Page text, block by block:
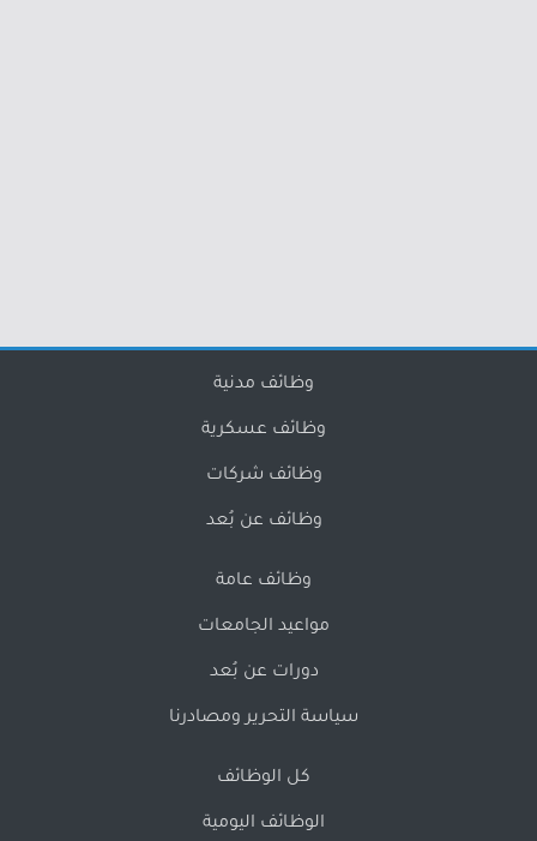
وظائف مدنية
وظائف عسكرية
وظائف شركات
وظائف عن بُعد
وظائف عامة
مواعيد الجامعات
دورات عن بُعد
سياسة التحرير ومصادرنا
كل الوظائف
الوظائف اليومية